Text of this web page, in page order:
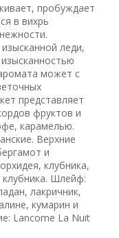
пробуждает
в вихрь
леди,
может с
представляет
фруктов и
карамелью.
Верхние
и
клубника,
клубника. Шлейф:
лакричник,
кумарин и
Lancome La Nuit